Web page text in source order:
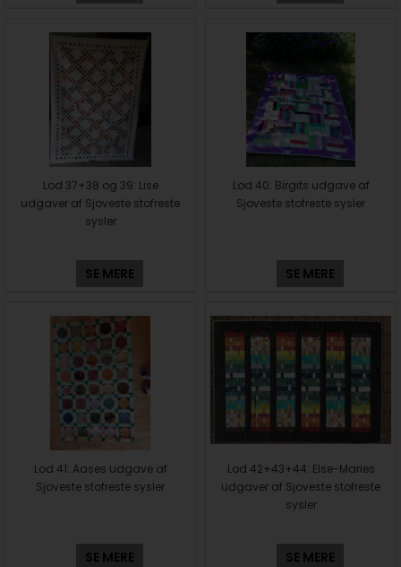
Lod 37+38 og 39: Lise
udgaver af Sjoveste stofreste
sysler
SE MERE
Lod 40: Birgits udgave af
Sjoveste stofreste sysler
SE MERE
Lod 41: Aases udgave af
Sjoveste stofreste sysler
SE MERE
Lod 42+43+44: Else-Maries
udgaver af Sjoveste stofreste
sysler
SE MERE